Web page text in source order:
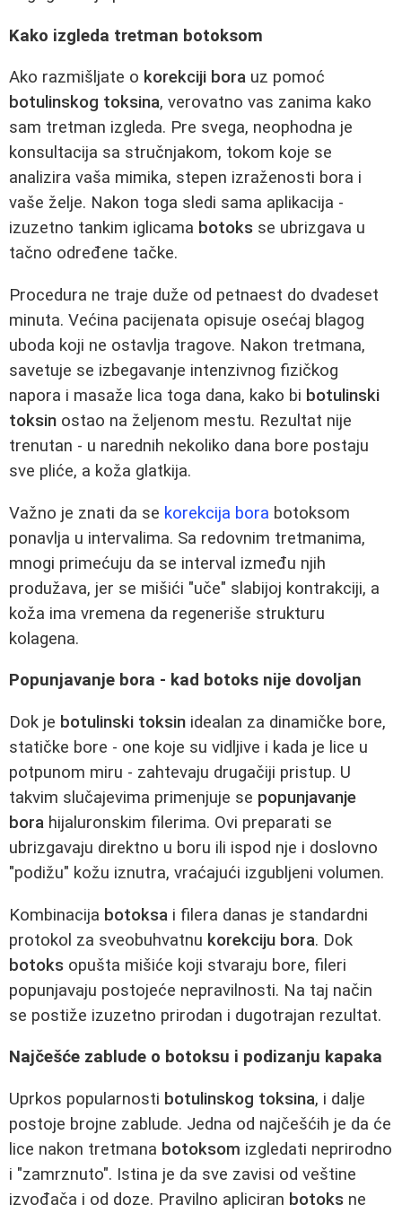
Kako izgleda tretman botoksom
Ako razmišljate o korekciji bora uz pomoć
botulinskog toksina, verovatno vas zanima kako
sam tretman izgleda. Pre svega, neophodna je
konsultacija sa stručnjakom, tokom koje se
analizira vaša mimika, stepen izraženosti bora i
vaše želje. Nakon toga sledi sama aplikacija -
izuzetno tankim iglicama botoks se ubrizgava u
tačno određene tačke.
Procedura ne traje duže od petnaest do dvadeset
minuta. Većina pacijenata opisuje osećaj blagog
uboda koji ne ostavlja tragove. Nakon tretmana,
savetuje se izbegavanje intenzivnog fizičkog
napora i masaže lica toga dana, kako bi botulinski
toksin ostao na željenom mestu. Rezultat nije
trenutan - u narednih nekoliko dana bore postaju
sve pliće, a koža glatkija.
Važno je znati da se korekcija bora botoksom
ponavlja u intervalima. Sa redovnim tretmanima,
mnogi primećuju da se interval između njih
produžava, jer se mišići "uče" slabijoj kontrakciji, a
koža ima vremena da regeneriše strukturu
kolagena.
Popunjavanje bora - kad botoks nije dovoljan
Dok je botulinski toksin idealan za dinamičke bore,
statičke bore - one koje su vidljive i kada je lice u
potpunom miru - zahtevaju drugačiji pristup. U
takvim slučajevima primenjuje se popunjavanje
bora hijaluronskim filerima. Ovi preparati se
ubrizgavaju direktno u boru ili ispod nje i doslovno
"podižu" kožu iznutra, vraćajući izgubljeni volumen.
Kombinacija botoksa i filera danas je standardni
protokol za sveobuhvatnu korekciju bora. Dok
botoks opušta mišiće koji stvaraju bore, fileri
popunjavaju postojeće nepravilnosti. Na taj način
se postiže izuzetno prirodan i dugotrajan rezultat.
Najčešće zablude o botoksu i podizanju kapaka
Uprkos popularnosti botulinskog toksina, i dalje
postoje brojne zablude. Jedna od najčešćih je da će
lice nakon tretmana botoksom izgledati neprirodno
i "zamrznuto". Istina je da sve zavisi od veštine
izvođača i od doze. Pravilno apliciran botoks ne